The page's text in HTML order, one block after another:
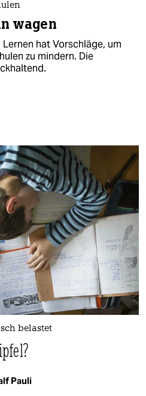
wagen
hat Vorschläge, um
zu mindern. Die
belastet
Pauli